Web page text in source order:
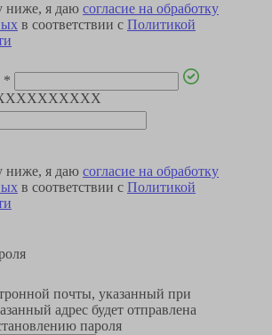
ниже, я даю согласие на обработку
в соответствии с Политикой
*
ниже, я даю согласие на обработку
в соответствии с Политикой
почты, указанный при
адрес будет отправлена
пароля